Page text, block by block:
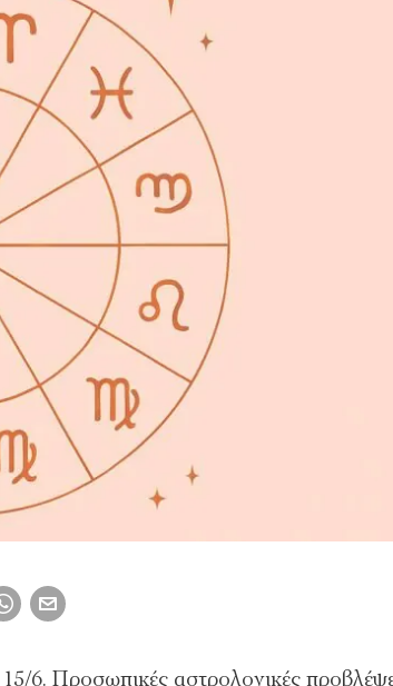
15/6. Προσωπικές αστρολογικές